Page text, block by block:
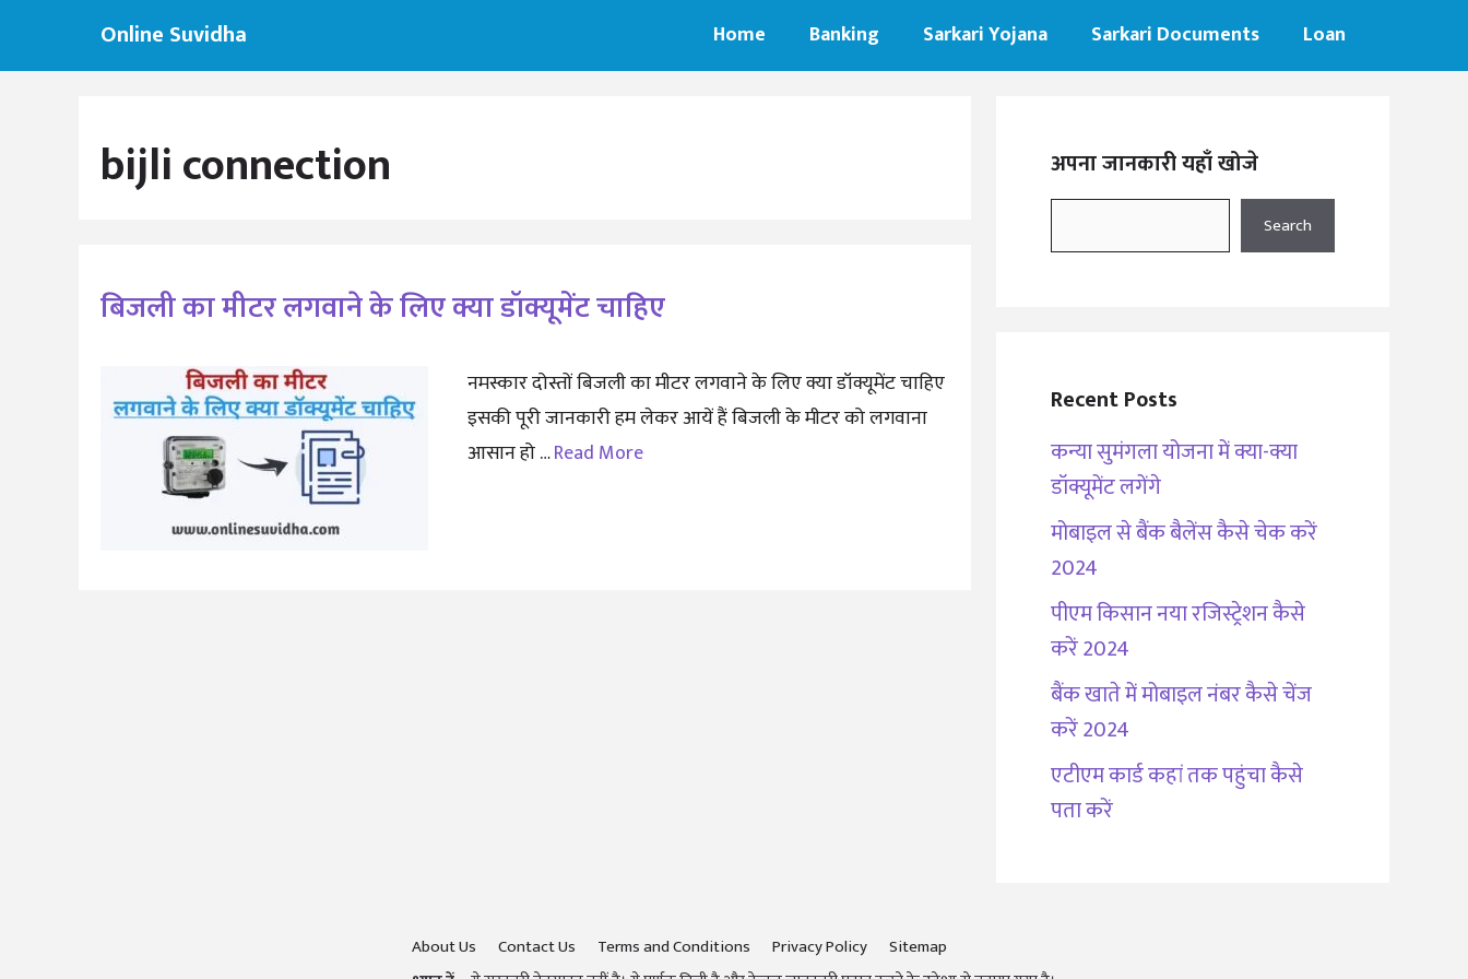
Online Suvidha Home Banking Sarkari Yojana Sarkari Documents Loan
bijli connection
बिजली का मीटर लगवाने के लिए क्या डॉक्यूमेंट चाहिए
नमस्कार दोस्तों बिजली का मीटर लगवाने के लिए क्या डॉक्यूमेंट चाहिए
इसकी पूरी जानकारी हम लेकर आयें हैं बिजली के मीटर को लगवाना
आसान हो …Read More
अपना जानकारी यहाँ खोजे
Search
Recent Posts
कन्या सुमंगला योजना में क्या-क्या
डॉक्यूमेंट लगेंगे
मोबाइल से बैंक बैलेंस कैसे चेक करें
2024
पीएम किसान नया रजिस्ट्रेशन कैसे
करें 2024
बैंक खाते में मोबाइल नंबर कैसे चेंज
करें 2024
एटीएम कार्ड कहां तक पहुंचा कैसे
पता करें
About Us Contact Us Terms and Conditions Privacy Policy
Sitemap